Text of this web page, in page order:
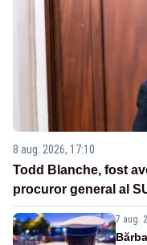
8 aug. 2026, 17:10
Todd Blanche, fost
procuror general al
7 aug.